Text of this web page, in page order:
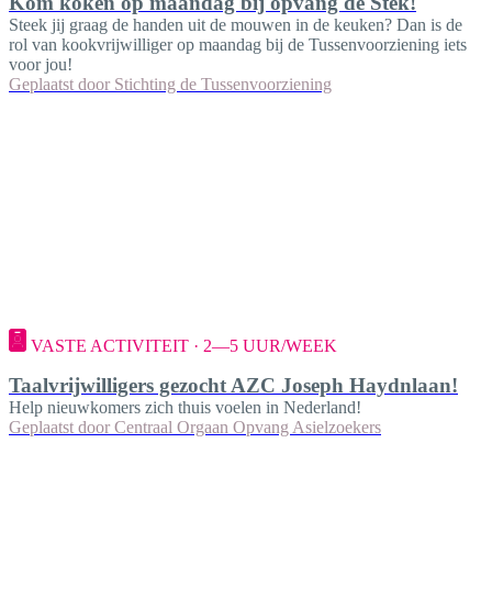
Steek jij graag de handen uit de mouwen in de keuken? Dan is de
rol van kookvrijwilliger op maandag bij de Tussenvoorziening iets
voor jou!
Geplaatst door Stichting de Tussenvoorziening
VASTE ACTIVITEIT · 2—5 UUR/WEEK
Taalvrijwilligers gezocht AZC Joseph Haydnlaan!
Help nieuwkomers zich thuis voelen in Nederland!
Geplaatst door Centraal Orgaan Opvang Asielzoekers